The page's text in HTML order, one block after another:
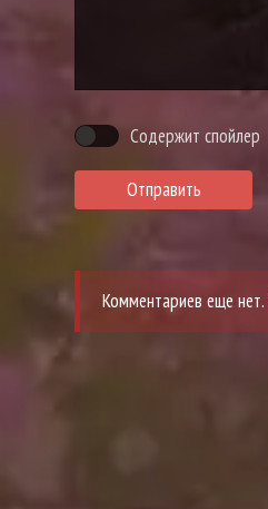
Содержит спойлер
Отправить
Комментариев еще